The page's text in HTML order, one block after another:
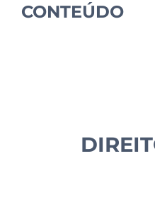
CONTEÚDO